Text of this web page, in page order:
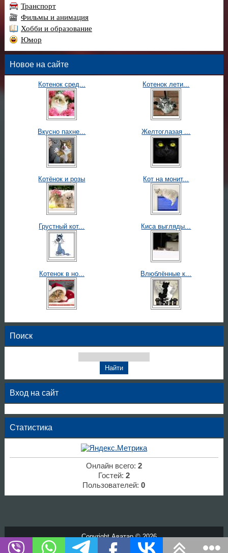
Транспорт
Фильмы и анимация
Хобби и образование
Юмор
Новое на сайте
Котенок сред... Котенок лети...
Вкусно пахне... Желтоглазая ...
Котёнок и розы Кот на монит...
Грустный кот... Киса выгляды...
Котенок в но... Влюблённые к...
Поиск
Вход на сайт
Статистика
Онлайн всего: 2
Гостей: 2
Пользователей:0
Copyright Аватар © 2026
Хостинг от
uCoz